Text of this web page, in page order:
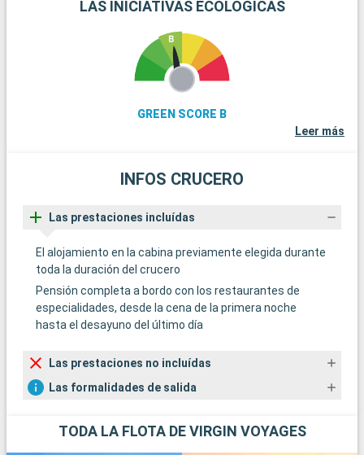
LAS INICIATIVAS ECOLÓGICAS
GREEN SCORE B
Leer más
INFOS CRUCERO
Las prestaciones incluídas
El alojamiento en la cabina previamente elegida durante
toda la duración del crucero
Pensión completa a bordo con los restaurantes de
especialidades, desde la cena de la primera noche
hasta el desayuno del último día
Las prestaciones no incluídas
Las formalidades de salida
TODA LA FLOTA DE VIRGIN VOYAGES